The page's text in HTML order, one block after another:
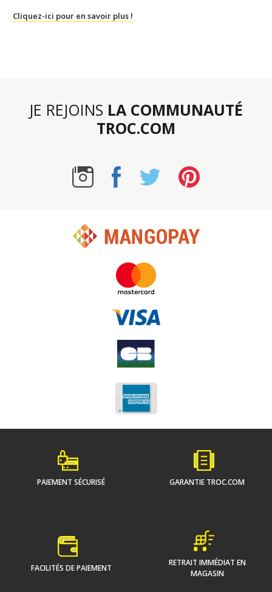
Cliquez-ici pour en savoir plus !
JE REJOINS LA COMMUNAUTÉ
TROC.COM
PAIEMENT SÉCURISÉ GARANTIE TROC.COM
FACILITÉS DE PAIEMENT
RETRAIT IMMÉDIAT EN
MAGASIN